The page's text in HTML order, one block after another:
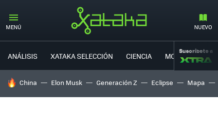
MENÚ NUEVO
ANÁLISIS XATAKA SELECCIÓN CIENCIA MOVILIDAD
Suscríbete a
HOY SE HABLA DE
China Elon Musk Generación Z Eclipse Mapa